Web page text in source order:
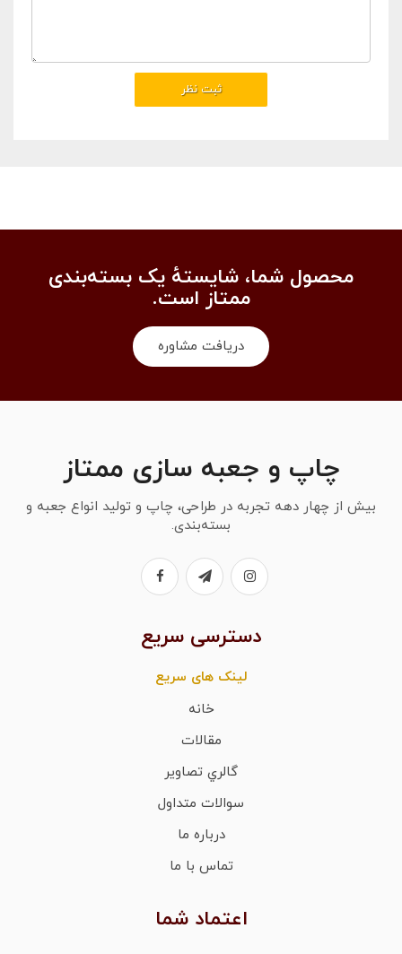
محصول شما، شایستهٔ یک بسته‌بندی
ممتاز است.
دریافت مشاوره
چاپ و جعبه سازی ممتاز
بیش از چهار دهه تجربه در طراحی، چاپ و تولید انواع جعبه و
بسته‌بندی.
دسترسی سریع
لینک های سریع
خانه
مقالات
گالري تصاوير
سوالات متداول
درباره ما
تماس با ما
اعتماد شما